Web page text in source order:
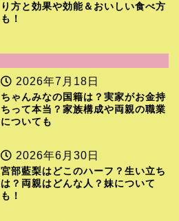
り方と効果や効能＆おいしい食べ方
も！
2026年7月18日
ちゃんみなの国籍は？実家がお金持
ちって本当？家族構成や両親の職業
についても
2026年6月30日
宮部藍梨はどこのハーフ？生い立ち
は？両親はどんな人？妹について
も！